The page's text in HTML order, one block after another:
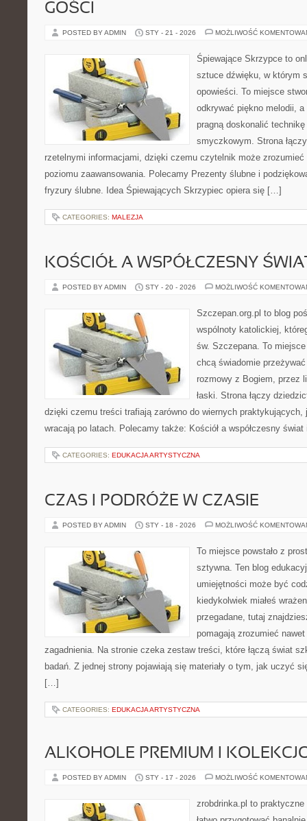
GOŚCI
POSTED BY ADMIN STY - 21 - 2026 MOŻLIWOŚĆ
Śpiewające Skrzypce to
sztuce dźwięku, w którym
opowieści. To miejsce
odkrywać piękno melodii,
pragną doskonalić
smyczkowym. Strona
rzetelnymi informacjami, dzięki czemu czytelnik może
poziomu zaawansowania. Polecamy Prezenty ślubne i
fryzury ślubne. Idea Śpiewających Skrzypiec opiera się […]
CATEGORIES: MALEZJA
KOŚCIÓŁ A WSPÓŁCZESNY
POSTED BY ADMIN STY - 20 - 2026 MOŻLIWOŚĆ
Szczepan.org.pl to blog
wspólnoty katolickiej,
św. Szczepana. To
chcą świadomie
rozmowy z Bogiem, przez
łaski. Strona łączy
dzięki czemu treści trafiają zarówno do wiernych
wracają po latach. Polecamy także: Kościół a współczesny
CATEGORIES: EDUKACJA ARTYSTYCZNA
CZAS I PODRÓŻE W CZASIE
POSTED BY ADMIN STY - 18 - 2026 MOŻLIWOŚĆ
To miejsce powstało z
sztywna. Ten blog
umiejętności może być
kiedykolwiek miałeś
przegadane, tutaj
pomagają zrozumieć
zagadnienia. Na stronie czeka zestaw treści, które łączą świat
badań. Z jednej strony pojawiają się materiały o tym, jak uczyć
[…]
CATEGORIES: EDUKACJA ARTYSTYCZNA
ALKOHOLE PREMIUM I
POSTED BY ADMIN STY - 17 - 2026 MOŻLIWOŚĆ
zrobdrinka.pl to